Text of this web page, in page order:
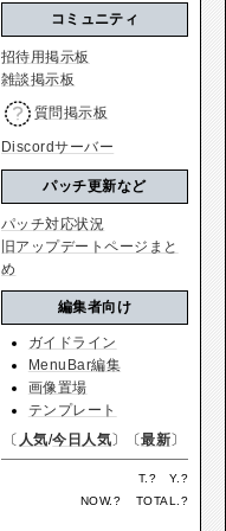
コミュニティ
招待用掲示板
雑談掲示板
質問掲示板
Discordサーバー
パッチ更新など
パッチ対応状況
旧アップデートページまと
め
編集者向け
ガイドライン
MenuBar編集
画像置場
テンプレート
〔 人気/今日人気〕〔最新〕
T.? Y.?
NOW.? TOTAL.?